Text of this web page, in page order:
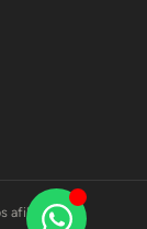
afiliados aos